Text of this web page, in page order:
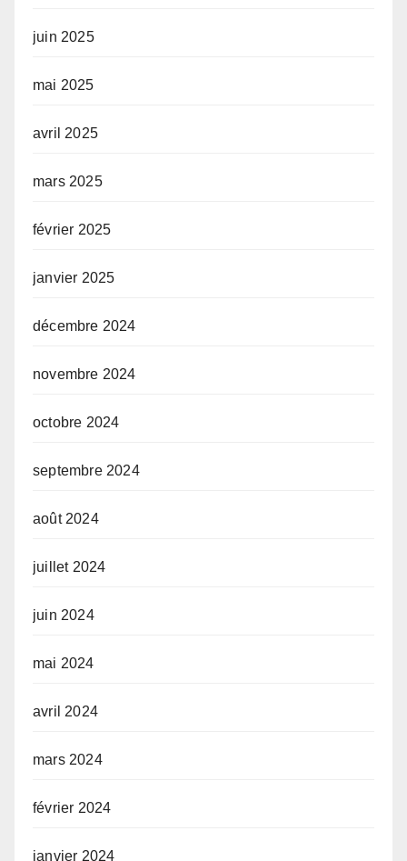
juin 2025
mai 2025
avril 2025
mars 2025
février 2025
janvier 2025
décembre 2024
novembre 2024
octobre 2024
septembre 2024
août 2024
juillet 2024
juin 2024
mai 2024
avril 2024
mars 2024
février 2024
janvier 2024